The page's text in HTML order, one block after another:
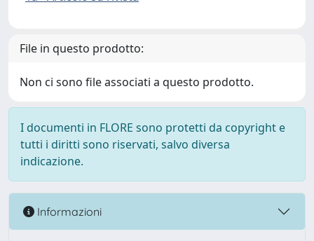
File in questo prodotto:
Non ci sono file associati a questo prodotto.
I documenti in FLORE sono protetti da copyright e
tutti i diritti sono riservati, salvo diversa
indicazione.
Informazioni